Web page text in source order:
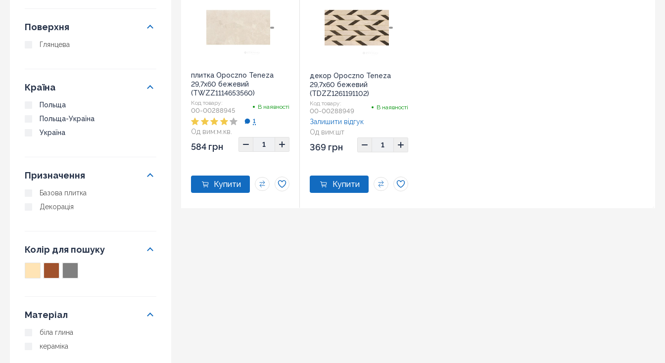
Поверхня
Глянцева
Країна
Польща
Польща-Україна
Україна
Призначення
Базова плитка
Декорація
Колір для пошуку
Матеріал
біла глина
кераміка
плитка Opoczno Teneza
29,7x60 бежевий
(TWZZ1114653560)
Код товару:
00-00288945 В наявності
Од вим:м.кв.
1
584 грн
декор Opoczno Teneza
29,7x60 бежевий
(TDZZ1261191102)
Код товару:
00-00288949 В наявності
Од вим:шт
Залишити відгук
369 грн